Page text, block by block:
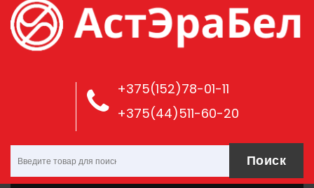
+375(152)78-01-11
+375(44)511-60-20
Поиск